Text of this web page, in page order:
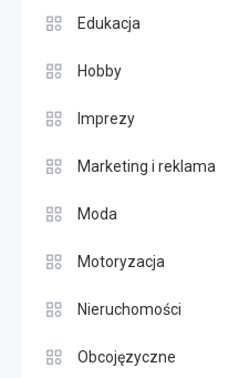
Edukacja
Hobby
Imprezy
Marketing i reklama
Moda
Motoryzacja
Nieruchomości
Obcojęzyczne